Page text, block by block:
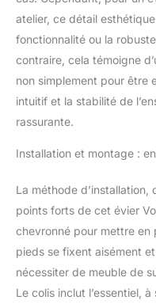
atelier, ce détail
fonctionnalité ou la
contraire, cela témoigne
non simplement pour être
intuitif et la stabilité de
rassurante.
Installation et montage :
La méthode d’installation,
points forts de cet évier
chevronné pour mettre en
pieds se fixent aisément
nécessiter de meuble de
Le colis inclut l’essentiel,